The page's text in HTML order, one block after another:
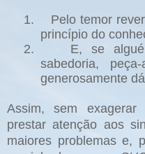
1.
Pelo temor
princípio do
2.
E, se
sabedoria,
generosamente
Assim, sem
prestar atenção aos
maiores problemas e,